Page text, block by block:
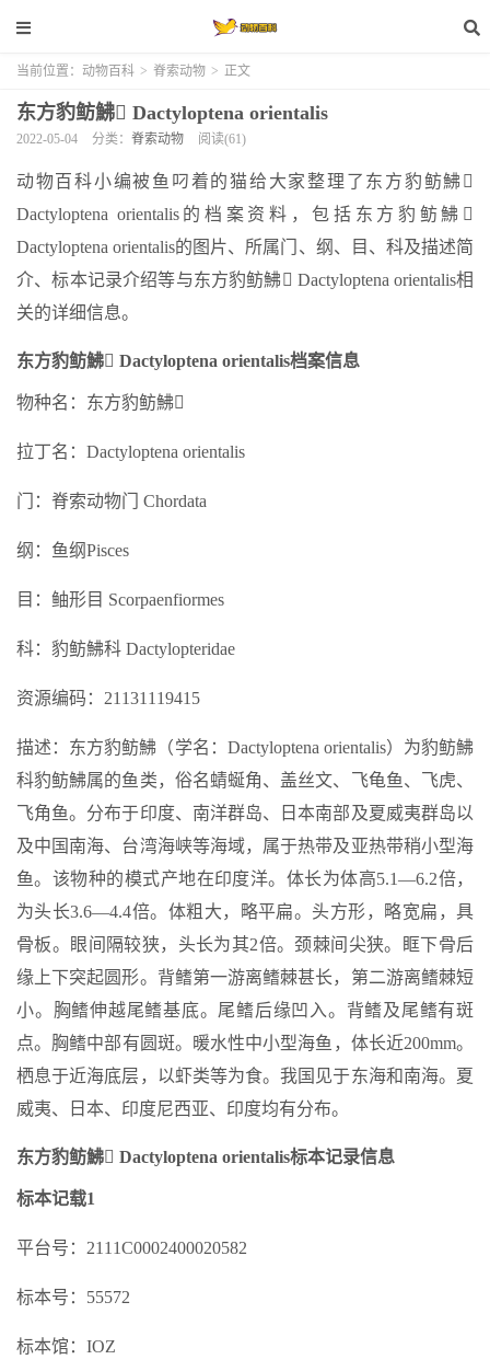
当前位置： 动物百科 > 脊索动物 > 正文
东方豹鲂鮄 Dactyloptena orientalis
2022-05-04 分类： 脊索动物 阅读(61)
动物百科小编被鱼叼着的猫给大家整理了东方豹鲂鮄
Dactyloptena orientalis的档案资料，包括东方豹鲂鮄
Dactyloptena orientalis的图片、所属门、纲、目、科及描述简
介、标本记录介绍等与东方豹鲂鮄 Dactyloptena orientalis相
关的详细信息。
东方豹鲂鮄 Dactyloptena orientalis档案信息
物种名：东方豹鲂鮄
拉丁名：Dactyloptena orientalis
门：脊索动物门 Chordata
纲：鱼纲Pisces
目：鲉形目 Scorpaenfiormes
科：豹鲂鮄科 Dactylopteridae
资源编码：21131119415
描述：东方豹鲂鮄（学名：Dactyloptena orientalis）为豹鲂鮄
科豹鲂鮄属的鱼类，俗名蜻蜒角、盖丝文、飞龟鱼、飞虎、
飞角鱼。分布于印度、南洋群岛、日本南部及夏威夷群岛以
及中国南海、台湾海峡等海域，属于热带及亚热带稍小型海
鱼。该物种的模式产地在印度洋。体长为体高5.1—6.2倍，
为头长3.6—4.4倍。体粗大，略平扁。头方形，略宽扁，具
骨板。眼间隔较狭，头长为其2倍。颈棘间尖狭。眶下骨后
缘上下突起圆形。背鳍第一游离鳍棘甚长，第二游离鳍棘短
小。胸鳍伸越尾鳍基底。尾鳍后缘凹入。背鳍及尾鳍有斑
点。胸鳍中部有圆斑。暖水性中小型海鱼，体长近200mm。
栖息于近海底层，以虾类等为食。我国见于东海和南海。夏
威夷、日本、印度尼西亚、印度均有分布。
东方豹鲂鮄 Dactyloptena orientalis标本记录信息
标本记载1
平台号：2111C0002400020582
标本号：55572
标本馆：IOZ